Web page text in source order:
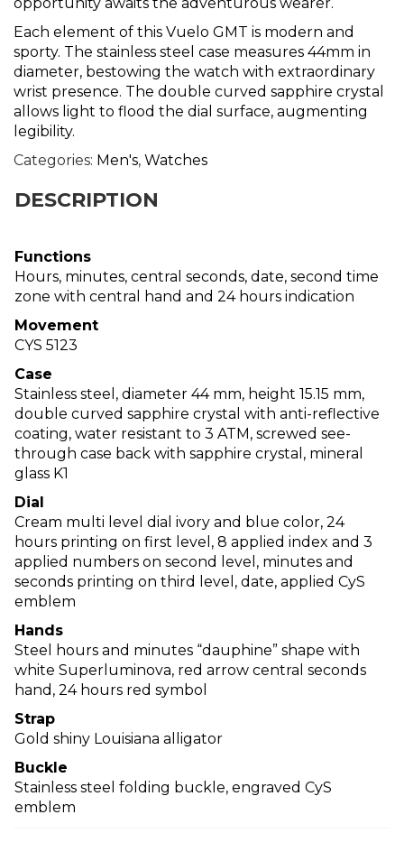
Each element of this Vuelo GMT is modern and
sporty. The stainless steel case measures 44mm in
diameter, bestowing the watch with extraordinary
wrist presence. The double curved sapphire crystal
allows light to flood the dial surface, augmenting
legibility.
Categories: Men's, Watches
DESCRIPTION
Functions
Hours, minutes, central seconds, date, second time
zone with central hand and 24 hours indication
Movement
CYS 5123
Case
Stainless steel, diameter 44 mm, height 15.15 mm,
double curved sapphire crystal with anti-reflective
coating, water resistant to 3 ATM, screwed see-
through case back with sapphire crystal, mineral
glass K1
Dial
Cream multi level dial ivory and blue color, 24
hours printing on first level, 8 applied index and 3
applied numbers on second level, minutes and
seconds printing on third level, date, applied CyS
emblem
Hands
Steel hours and minutes “dauphine” shape with
white Superluminova, red arrow central seconds
hand, 24 hours red symbol
Strap
Gold shiny Louisiana alligator
Buckle
Stainless steel folding buckle, engraved CyS
emblem